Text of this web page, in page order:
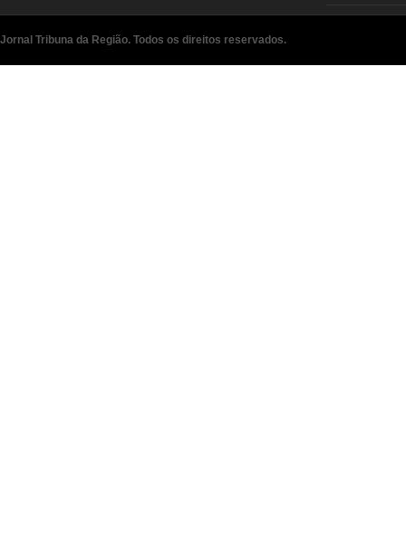
Jornal Tribuna da Região. Todos os direitos reservados.